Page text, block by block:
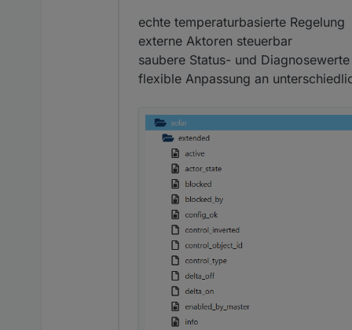
echte temperaturbasierte Regelung
externe Aktoren steuerbar
saubere Status- und Diagnosewerte
flexible Anpassung an